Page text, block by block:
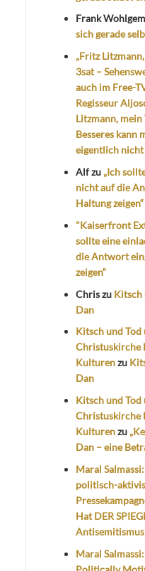
Frank
sich gerade
„Fritz
3sat –
auch im Free-
Regisseur
Litzmann, mein
Besseres kann
eigentlich nicht
Alfzu „Ich
nicht auf die
Haltung zeigen“
"Kaiserfront
sollte eine
die Antwort
zeigen“
Chriszu Kitsch
Dan
Kitsch und Tod
Christuskirche
Kulturenzu
Dan
Kitsch und Tod
Christuskirche
Kulturenzu
Dan – eine
Maral
politisch-
Hat DER
Maral